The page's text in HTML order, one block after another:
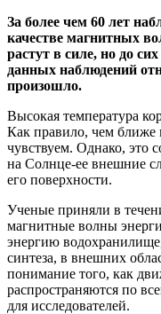
За более чем 60 лет
качестве магнитных
растут в силе, но до
данных наблюдений
произошло.
Высокая температура
Как правило, чем ближе
чувствуем. Однако, это
на Солнце-ее внешние
его поверхности.
Ученые приняли в
магнитные волны
энергию
синтеза, в внешних
понимание того, как
распространяются по
для исследователей.